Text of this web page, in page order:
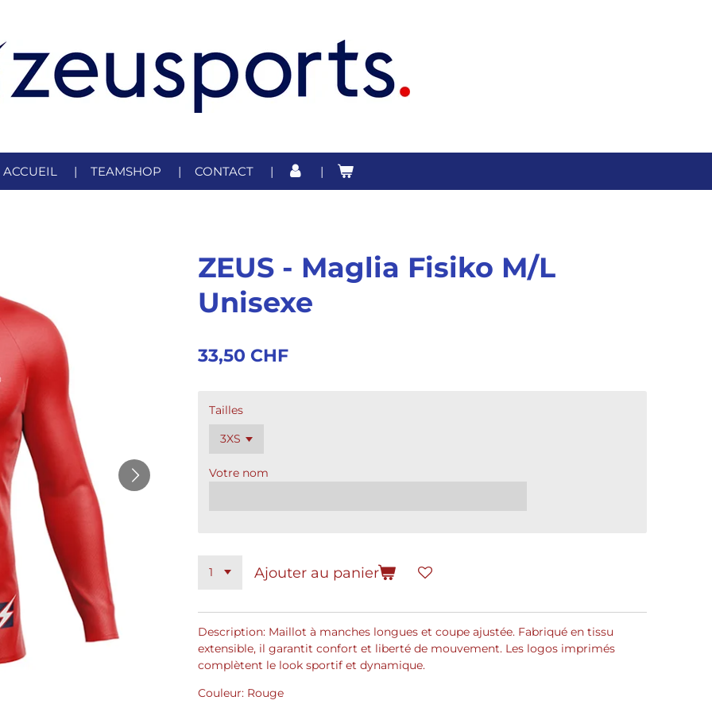
ACCUEIL TEAMSHOP CONTACT
ZEUS - Maglia Fisiko M/L
Unisexe
33,50 CHF
Tailles
Votre nom
Ajouter au panier
Description: Maillot à manches longues et coupe ajustée. Fabriqué en tissu
extensible, il garantit confort et liberté de mouvement. Les logos imprimés
complètent le look sportif et dynamique.
Couleur: Rouge